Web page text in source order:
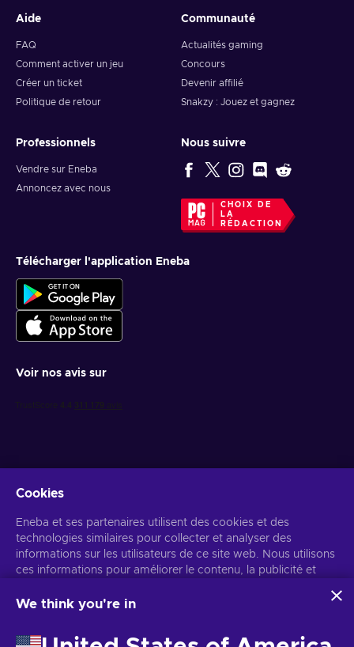
Aide
FAQ
Comment activer un jeu
Créer un ticket
Politique de retour
Communauté
Actualités gaming
Concours
Devenir affilié
Snakzy : Jouez et gagnez
Professionnels
Vendre sur Eneba
Annoncez avec nous
Nous suivre
CHOIX DE
LA
RÉDACTION
Télécharger l'application Eneba
Voir nos avis sur
S’abonner
Vous pouvez vous désabonner à tout moment. Consultez l'avis de
Cookies
Eneba et ses partenaires utilisent des cookies et des
technologies similaires pour collecter et analyser des
informations sur les utilisateurs de ce site web. Nous utilisons
ces informations pour améliorer le contenu, la publicité et
également être utilisées pour personnaliser les annonces.
l'utilisation de ces technologies par Eneba et ses partenaires.
We think you're in